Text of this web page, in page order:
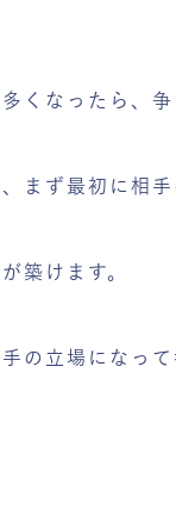
くなったら、
まず最初に相
築けます。
の立場になっ